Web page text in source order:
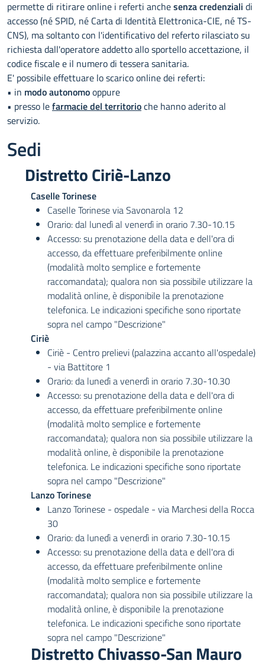
permette di ritirare online i referti anchesenza credenziali di
accesso (né SPID, né Carta di Identità Elettronica-CIE, né TS-
CNS), ma soltanto con l'identificativo del referto rilasciato su
richiesta dall'operatore addetto allo sportello accettazione, il
codice fiscale e il numero di tessera sanitaria.
E' possibile effettuare lo scarico online dei referti:
• in modo autonomooppure
• presso lefarmacie del territorioche hanno aderito al
servizio.
Sedi
Distretto Ciriè-Lanzo
Caselle Torinese
Caselle Torinese via Savonarola 12
Orario: dal lunedì al venerdì in orario 7.30-10.15
Accesso: su prenotazione della data e dell'ora di
accesso, da effettuare preferibilmente online
(modalità molto semplice e fortemente
raccomandata); qualora non sia possibile utilizzare la
modalità online, è disponibile la prenotazione
telefonica. Le indicazioni specifiche sono riportate
sopra nel campo "Descrizione"
Ciriè
Ciriè - Centro prelievi (palazzina accanto all'ospedale)
- via Battitore 1
Orario: da lunedì a venerdì in orario 7.30-10.30
Accesso: su prenotazione della data e dell'ora di
accesso, da effettuare preferibilmente online
(modalità molto semplice e fortemente
raccomandata); qualora non sia possibile utilizzare la
modalità online, è disponibile la prenotazione
telefonica. Le indicazioni specifiche sono riportate
sopra nel campo "Descrizione"
Lanzo Torinese
Lanzo Torinese - ospedale - via Marchesi della Rocca
30
Orario: da lunedì a venerdì in orario 7.30-10.15
Accesso: su prenotazione della data e dell'ora di
accesso, da effettuare preferibilmente online
(modalità molto semplice e fortemente
raccomandata); qualora non sia possibile utilizzare la
modalità online, è disponibile la prenotazione
telefonica. Le indicazioni specifiche sono riportate
sopra nel campo "Descrizione"
Distretto Chivasso-San Mauro